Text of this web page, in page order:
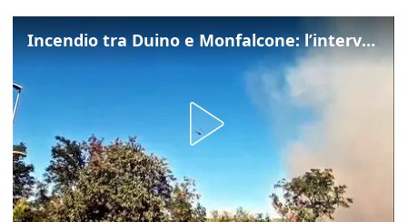
Incendio tra Duino e Monfalcone: l’intervento dei vigili del fuoco